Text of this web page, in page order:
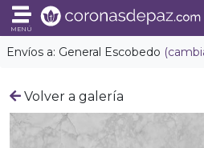
Envíos a: General Escobedo
MENÚ
Volver a galería